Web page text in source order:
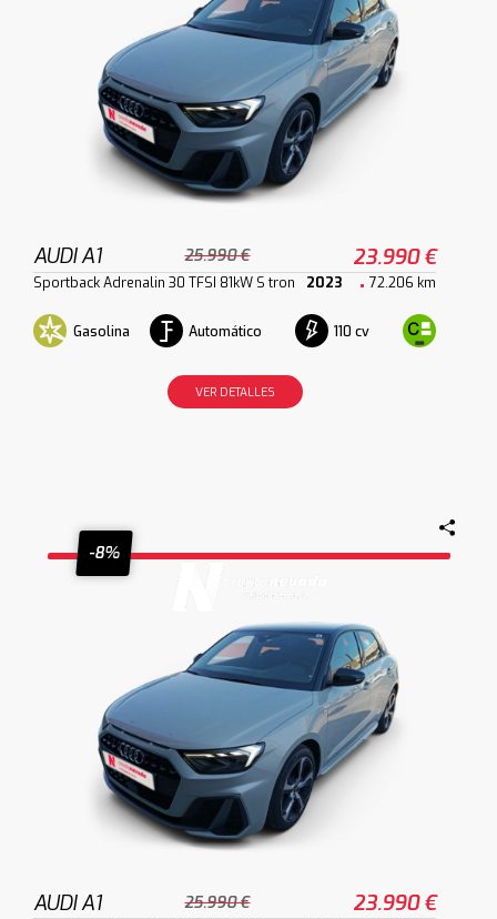
AUDI A1 25.990 € 23.990 €
Sportback Adrenalin 30 TFSI 81kW S tron 2023 72.206 km
Gasolina Automático 110 cv
VER DETALLES
-8%
AUDI A1 25.990 € 23.990 €